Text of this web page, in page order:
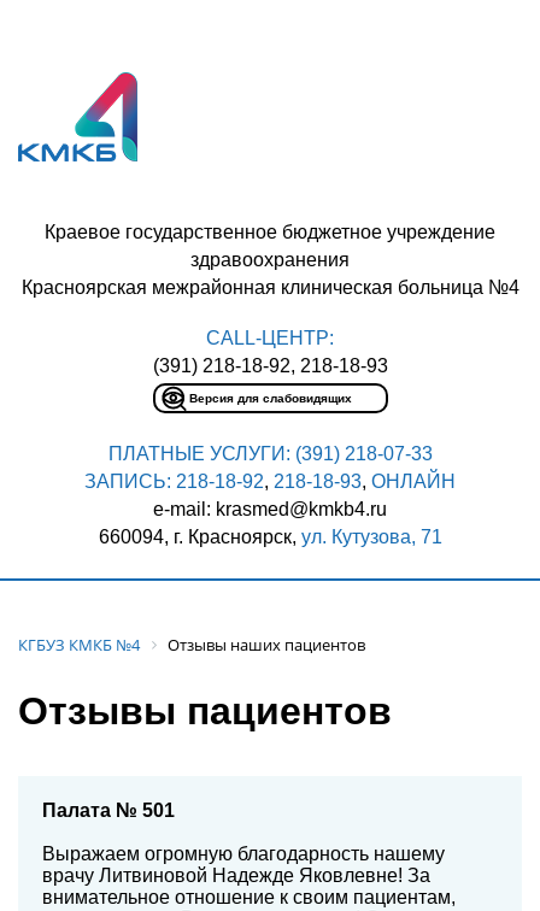
CALL-ЦЕНТР:
(391) 218-18-92, 218-18-93
Версия для слабовидящих
Краевое государственное бюджетное учреждение
здравоохранения
Красноярская межрайонная клиническая больница №4
ПЛАТНЫЕ УСЛУГИ: (391) 218-07-33
ЗАПИСЬ: 218-18-92, 218-18-93, ОНЛАЙН
e-mail: krasmed@kmkb4.ru
660094, г. Красноярск, ул. Кутузова, 71
КГБУЗ КМКБ №4 Отзывы наших пациентов
Отзывы пациентов
Палата № 501
Выражаем огромную благодарность нашему
врачу Литвиновой Надежде Яковлевне! За
внимательное отношение к своим пациентам,